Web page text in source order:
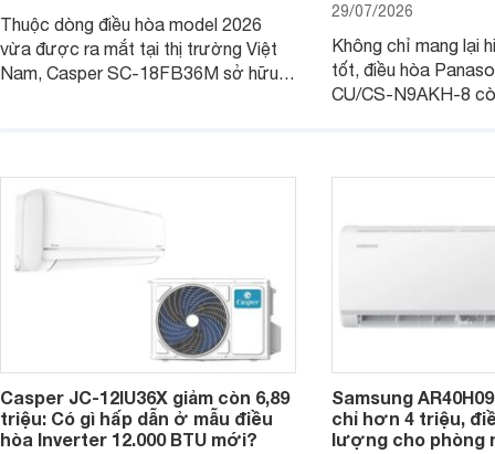
Thuộc dòng điều hòa model 2026
vừa được ra mắt tại thị trường Việt
Nam, Casper SC-18FB36M sở hữu
nhiều tính năng và công nghệ hiện đại.
29/07/2026
Không chỉ mang lại
tốt, điều hòa
CU/CS-N9AKH-8
Casper JC-12IU36X giảm còn 6,89
triệu: Có gì hấp dẫn ở mẫu điều
hòa Inverter 12.000 BTU mới?
Samsung
chỉ hơn 4 triệu,
lượng cho phòng